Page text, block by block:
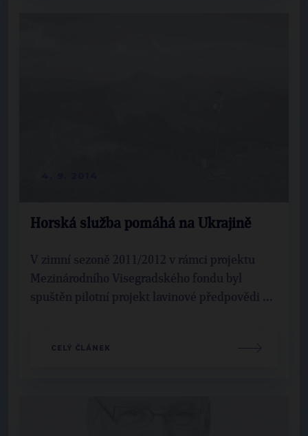
Horská služba pomáhá na Ukrajině
V zimní sezoně 2011/2012 v rámci projektu
Mezinárodního Visegradského fondu byl
spuštěn pilotní projekt lavinové předpovědi ...
CELÝ ČLÁNEK